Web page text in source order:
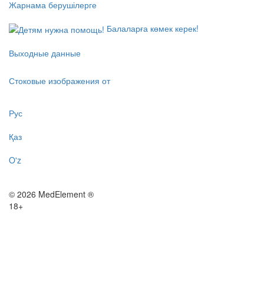
Жарнама берушілерге
Балаларға көмек керек!
Выходные данные
Стоковые изображения от
Рус
Қаз
O'z
© 2026 MedElement ®
18+